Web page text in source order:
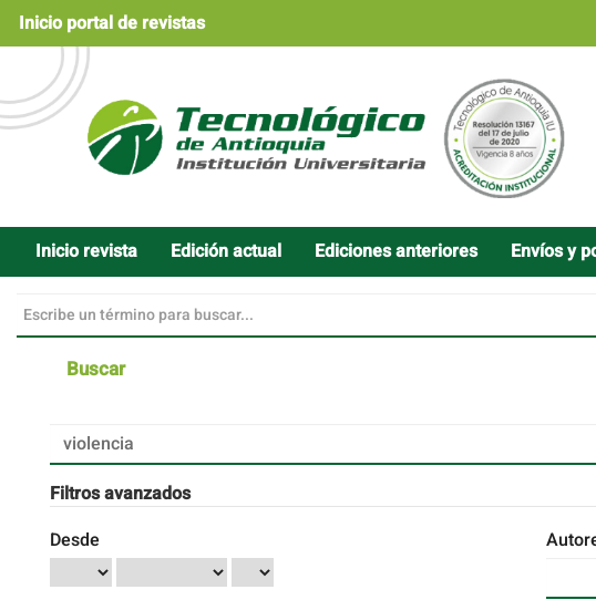
Navegación
principal
Contenido
principal
Barra
lateral
Inicio portal de revistas
Inicio revista Edición actual Ediciones anteriores Envíos y
Buscar
Buscar
artículos
por
Filtros avanzados
Desde